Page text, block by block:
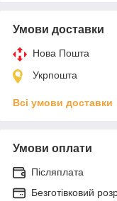
Умови доставки
Нова Пошта
Укрпошта
Всі умови доставки
Умови оплати
Післяплата
Безготівковий